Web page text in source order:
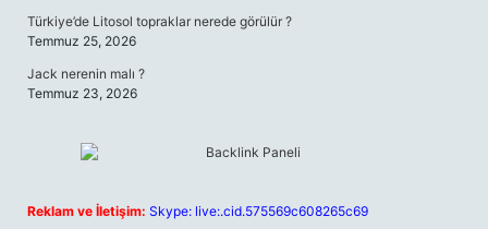
Türkiye’de Litosol topraklar nerede görülür ?
Temmuz 25, 2026
Jack nerenin malı ?
Temmuz 23, 2026
Reklam ve İletişim: Skype: live:.cid.575569c608265c69